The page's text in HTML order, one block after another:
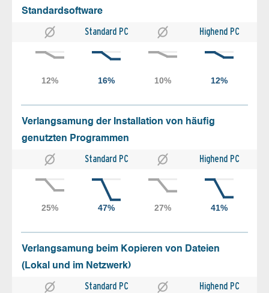
Standardsoftware
Standard PC Highend PC
Verlangsamung der Installation von häufig
genutzten Programmen
Standard PC Highend PC
Verlangsamung beim Kopieren von Dateien
(Lokal und im Netzwerk)
Standard PC Highend PC